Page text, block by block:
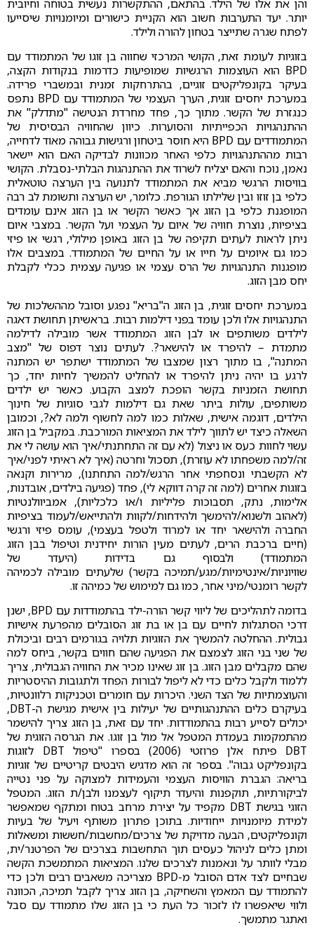
והן את אלו של הילד. בהתאם, ההתקשרות נעשית בטוחה וחיובית
יותר. יעד התערבות חשוב הוא הקניית כישורים ומיומנויות שיסייעו
לפתח שגרה שתייצר בטחון להורה ולילד.
בזוגיות לעומת זאת, הקושי המרכזי שחווה בן זוגו של המתמודד עם
BPD הוא העוצמות הרגשיות שמופיעות כדרמות בנקודות הקצה,
בעיקר בקונפליקטים זוגיים, בהתרחקות זמנית ובמשברי פרידה.
במערכת יחסים זוגית, הערך העצמי של המתמודד עם BPD נתפס
כנגזרת של הקשר. מתוך כך, פחד מחרדת הנטישה "מתדלק" את
ההתנהגויות הכפייתיות והסוערות. כיוון שהחוויה הבסיסית של
המתמודדים עם BPD היא חוסר ביטחון ורגישות גבוהה מאוד לדחייה,
רבות מההתנהגויות כלפי האחר מכוונות לבדיקה האם הוא יישאר
נאמן, נוכח והאם יצליח לשרוד את ההתנהגות הבלתי-נסבלת. הקושי
בוויסות הרגשי מביא את המתמודד לתנועה בין הערצה טוטאלית
כלפי בן זוזו ובין שלילתו הגורפת. כלומר, יש הערצה ותשומת לב רבה
המופגנת כלפי בן הזוג אך כאשר הקשר או בן הזוג אינם עומדים
בציפיות, נוצרת חוויה של איום על העצמי ועל הקשר. במצבי איום
ניתן לראות לעתים תקיפה של בן הזוג באופן מילולי, רגשי או פיזי
כמו גם איומים על חייו או על החיים של המתמודד. במצבים אלו
מופגנות התנהגויות של הרס עצמי או פגיעה עצמית ככלי לקבלת
יחס מבן הזוג.
במערכת יחסים זוגית, בן הזוג ה"בריא" נפגע וסובל מההשלכות של
התנהגויות אלו ולכן עומד בפני דילמות רבות. בראשיתן תחושת דאגה
לילדים משותפים או לבן הזוג המתמודד אשר מובילה לדילמה
מתמדת – להיפרד או להישאר?. לעתים נוצר דפוס של "מצב
המתנה", בו מתוך רצון שמצבו של המתמודד ישתפר יש המתנה
לרגע בו יהיה ניתן להיפרד או להחליט להמשיך לחיות יחד, כך
תחושת הזמניות בקשר הופכת למצב הקבוע. כאשר יש ילדים
משותפים, עולות ביתר שאת גם דילמות לגבי סוגיות של חינוך
הילדים, דוגמה אישית, שאלות כמו למה לחשוף ולמה לא?, וכמובן
השאלה כיצד יש לתווך לילד את המציאות המורכבת. במקביל בן הזוג
עשוי לחוות כעס או ניצול (לא עם זה התחתנתי/איך הוא עושה לי את
זה/למה משפחתו לא עוזרת), תסכול וחרטה (איך לא ראיתי לפני/איך
לא הקשבתי ונסחפתי אחר הרגש/למה התחתנו), מרירות וקנאה
בזוגות אחרים (למה זה קרה דווקא לי), פחד (פגיעה בילדים, אובדנות,
אלימות, נתק, תסבוכות פליליות ו/או כלכליות), אמביוולנטיות
(לאהוב ולשנוא/להימשך ולהידחות/לקוות ולהתייאש/לעמוד בציפיות
החברה ולהישאר יחד או למרוד ולטפל בעצמי), עומס פיזי ורגשי
(חיים ברכבת הרים, לעתים מעין הורות יחידנית וטיפול בבן הזוג
המתמודד) ולבסוף גם בדידות (היעדר של
שוויוניות/אינטימיות/מגע/תמיכה בקשר) שלעתים מובילה לכמיהה
לקשר רומנטי/מיני אחר, כמו גם למימוש של כמיהה זו.
בדומה לתהליכים של ליווי קשר הורה-ילד בהתמודדות עם BPD, ישנן
דרכי הסתגלות לחיים עם בן או בת זוג הסובלים מהפרעת אישיות
גבולית. ההחלטה להמשיך את הזוגיות תלויה בגורמים רבים וביכולת
של שני בני הזוג לצמצם את הפגיעה שהם חווים בקשר, ביחס למה
שהם מקבלים מבן הזוג. בן זוג שאינו מכיר את החוויה הגבולית, צריך
ללמוד ולקבל כלים כדי לא ליפול לבורות הפחד ולתגובות ההיסטריות
והעוצמתיות של הצד השני. היכרות עם חומרים וטכניקות רלוונטיות,
בעיקרם כלים ההתנהגותיים של יעילות בין אישית מגישת ה-DBT,
יכולים לסייע רבות בהתמודדות. יחד עם זאת, בן הזוג צריך להישמר
מהתמקמות בעמדת המטפל אל מול בן זוגו. את הגרסה הזוגית של
DBT פיתח אלן פרוזטי (2006) בספרו "טיפול DBT לזוגות
בקונפליקט גבוה". בספר זה הוא מדגיש היבטים קריטיים של זוגיות
בריאה: הגברת הוויסות העצמי והעמידות למצוקה על פני נטייה
לביקורתיות, תוקפנות והיעדר תיקוף לעצמנו ולבן/ת הזוג. המטפל
הזוגי בגישת DBT מקפיד על יצירת מרחב בטוח ומתקף שמאפשר
למידת מיומנויות ייחודיות. בתוכן פתרון משותף ויעיל של בעיות
וקונפליקטים, הבעה מדויקת של צרכים/מחשבות/חששות ומשאלות
ומתן כלים לניהול כעסים תוך התחשבות בצרכים של הפרטנר/ית,
מבלי לוותר על ונאמנות לצרכים שלנו. המציאות המתמשכת הקשה
שבחיים לצד אדם הסובל מ-BPD מצריכה משאבים רבים ולכן כדי
להתמודד עם המאמץ והשחיקה, בן הזוג צריך לקבל תמיכה, הכוונה
ולווי שיאפשרו לו לזכור כל העת כי בן הזוג שלו מתמודד עם סבל
ואתגר מתמשך.